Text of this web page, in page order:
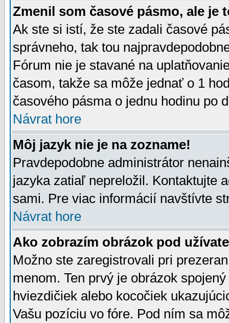
Zmenil som časové pásmo, ale je
Ak ste si istí, že ste zadali časové
správneho, tak tou
Fórum nie je stavané na
časom, takže sa môže jednať o 1
časového pásma o jednu hodinu po
Návrat hore
Môj jazyk nie je na zozname!
Pravdepodobne administrátor
jazyka zatiaľ nepreložil. Kontaktujte
sami. Pre viac informácií navštívte
Návrat hore
Ako zobrazím obrázok pod
Možno ste zaregistrovali pri
menom. Ten prvý je obrázok
hviezdičiek alebo kocočiek
Vašu pozíciu vo fóre. Pod ním sa